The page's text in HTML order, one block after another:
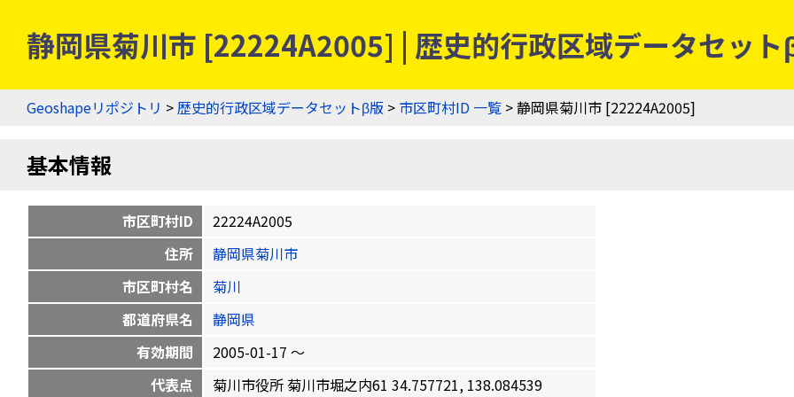
静岡県菊川市 [22224A2005] | 歴史的行政区域データセット
Geoshapeリポジトリ >歴史的行政区域データセットβ版 > 市区町村ID 一覧 > 静岡県菊川市 [22224A2005]
基本情報
市区町村ID
22224A2005
住所
静岡県菊川市
市区町村名
菊川
都道府県名
静岡県
有効期間
2005-01-17 〜
代表点
菊川市役所 菊川市堀之内61 34.757721, 138.084539